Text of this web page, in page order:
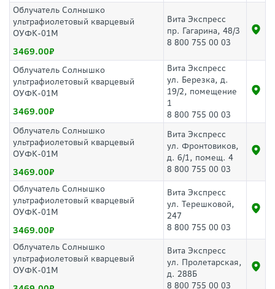
Облучатель Солнышко
ультрафиолетовый кварцевый
ОУФК-01М
3469.00
Вита Экспресс
пр. Гагарина, 48/3
8 800 755 00 03
Облучатель Солнышко
ультрафиолетовый кварцевый
ОУФК-01М
3469.00
Вита Экспресс
ул. Березка, д.
19/2, помещение
1
8 800 755 00 03
Облучатель Солнышко
ультрафиолетовый кварцевый
ОУФК-01М
3469.00
Вита Экспресс
ул. Фронтовиков,
д. 6/1, помещ. 4
8 800 755 00 03
Облучатель Солнышко
ультрафиолетовый кварцевый
ОУФК-01М
3469.00
Вита Экспресс
ул. Терешковой,
247
8 800 755 00 03
Облучатель Солнышко
ультрафиолетовый кварцевый
ОУФК-01М
Вита Экспресс
ул. Пролетарская,
д. 288Б
8 800 755 00 03